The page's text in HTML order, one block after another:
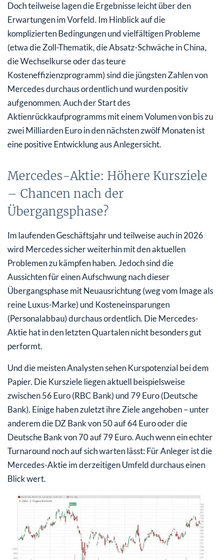
Doch teilweise lagen die Ergebnisse leicht über den
Erwartungen im Vorfeld. Im Hinblick auf die
komplizierten Bedingungen und vielfältigen Probleme
(etwa die Zoll-Thematik, die Absatz-Schwäche in China,
die Wechselkurse oder das teure
Kosteneffizienzprogramm) sind die jüngsten Zahlen von
Mercedes durchaus ordentlich und wurden positiv
aufgenommen. Auch der Start des
Aktienrückkaufprogramms mit einem Volumen von bis zu
zwei Milliarden Euro in den nächsten zwölf Monaten ist
eine positive Entwicklung aus Anlegersicht.
Mercedes-Aktie: Höhere Kursziele
– Chancen nach der
Übergangsphase?
Im laufenden Geschäftsjahr und teilweise auch in 2026
wird Mercedes sicher weiterhin mit den aktuellen
Problemen zu kämpfen haben. Jedoch sind die
Aussichten für einen Aufschwung nach dieser
Übergangsphase mit Neuausrichtung (weg vom Image als
reine Luxus-Marke) und Kosteneinsparungen
(Personalabbau) durchaus ordentlich. Die Mercedes-
Aktie hat in den letzten Quartalen nicht besonders gut
performt.
Und die meisten Analysten sehen Kurspotenzial bei dem
Papier. Die Kursziele liegen aktuell beispielsweise
zwischen 56 Euro (RBC Bank) und 79 Euro (Deutsche
Bank). Einige haben zuletzt ihre Ziele angehoben – unter
anderem die DZ Bank von 50 auf 64 Euro oder die
Deutsche Bank von 70 auf 79 Euro. Auch wenn ein echter
Turnaround noch auf sich warten lässt: Für Anleger ist die
Mercedes-Aktie im derzeitigen Umfeld durchaus einen
Blick wert.